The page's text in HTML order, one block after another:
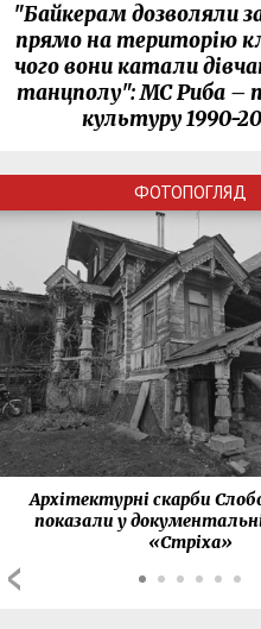
"Байкерам дозволяли
прямо на територію
чого вони катали
танцполу": МС Риба –
культуру 1990-
ФОТОПОГЛЯД
Архітектурні скарби
показали у
«Стріха»